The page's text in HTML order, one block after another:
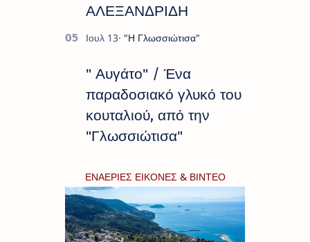
ΑΛΕΞΑΝΔΡΙΔΗ
" Αυγάτο" / Ένα
παραδοσιακό γλυκό του
κουταλιού, από την
"Γλωσσιώτισα"
ΕΝΑΕΡΙΕΣ ΕΙΚΟΝΕΣ & ΒΙΝΤΕΟ